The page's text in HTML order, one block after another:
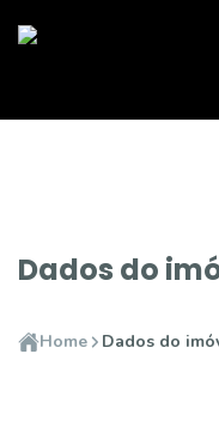
Dados do
Home Dados do